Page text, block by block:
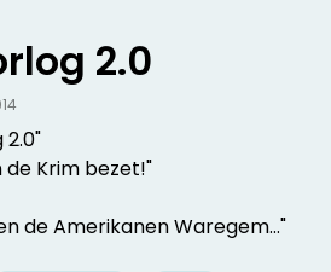
2.0
2.0"
de Krim bezet!"
de Amerikanen Waregem..."